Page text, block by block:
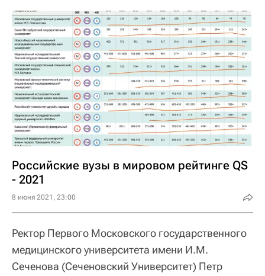
Российские вузы в мировом рейтинге QS
- 2021
8 июня 2021, 23:00
Ректор Первого Московского государственного
медицинского университета имени И.М.
Сеченова (Сеченовский Университет) Петр